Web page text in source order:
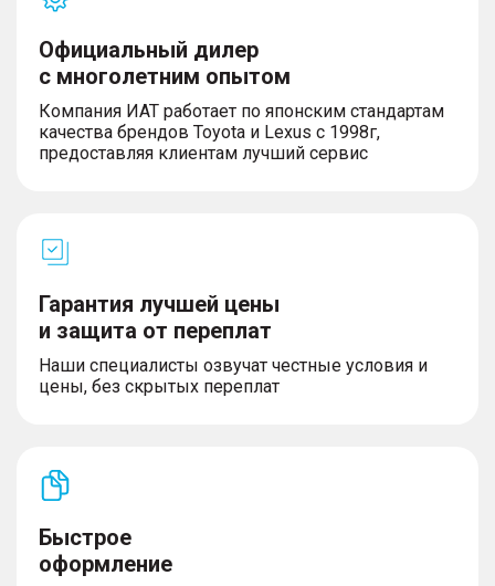
Официальный дилер
с многолетним опытом
Компания ИАТ работает по японским стандартам
качества брендов Toyota и Lexus с 1998г,
предоставляя клиентам лучший сервис
Гарантия лучшей цены
и защита от переплат
Наши специалисты озвучат честные условия и
цены, без скрытых переплат
Быстрое
оформление